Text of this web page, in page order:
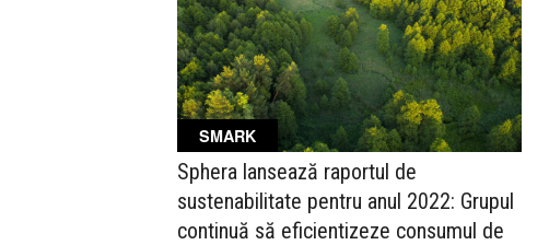
SMARK
Sphera lansează raportul de
sustenabilitate pentru anul 2022: Grupul
continuă să eficientizeze consumul de